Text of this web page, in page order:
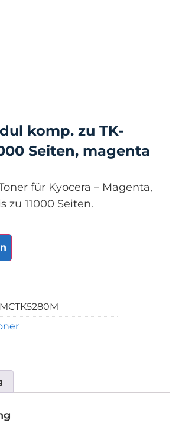
komp. zu TK-
Seiten, magenta
für Kyocera – Magenta,
zu 11000 Seiten.